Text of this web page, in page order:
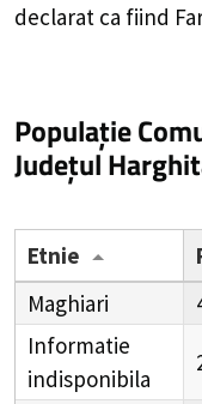
declarat ca fiind
Populație
Județul
Etnie
Maghiari
Informatie
indisponibila